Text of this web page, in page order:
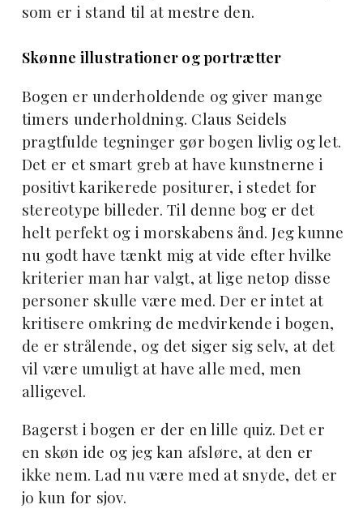
som er i stand til at mestre den.
Skønne illustrationer og portrætter
Bogen er underholdende og giver mange
timers underholdning. Claus Seidels
pragtfulde tegninger gør bogen livlig og let.
Det er et smart greb at have kunstnerne i
positivt karikerede positurer, i stedet for
stereotype billeder. Til denne bog er det
helt perfekt og i morskabens ånd. Jeg kunne
nu godt have tænkt mig at vide efter hvilke
kriterier man har valgt, at lige netop disse
personer skulle være med. Der er intet at
kritisere omkring de medvirkende i bogen,
de er strålende, og det siger sig selv, at det
vil være umuligt at have alle med, men
alligevel.
Bagerst i bogen er der en lille quiz. Det er
en skøn ide og jeg kan afsløre, at den er
ikke nem. Lad nu være med at snyde, det er
jo kun for sjov.